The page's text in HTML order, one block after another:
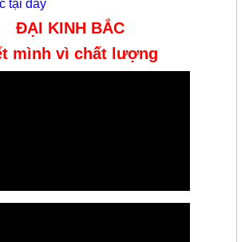
khảo thêm các model/size nhông
tại đây
ĐẠI KINH BẮC
mình vì chất lượng